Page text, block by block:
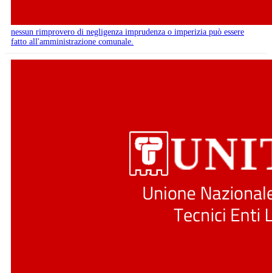
nessun rimprovero di negligenza imprudenza o imperizia può essere
fatto all'amministrazione comunale.